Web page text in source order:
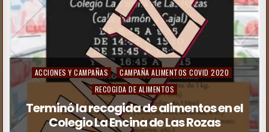
ACCIONES Y CAMPAÑAS
CAMPAÑA ALIMENTOS COVID 2020
RECOGIDA DE ALIMENTOS
Terminó la recogida de alimentos en el
Colegio La Encina de Las Rozas